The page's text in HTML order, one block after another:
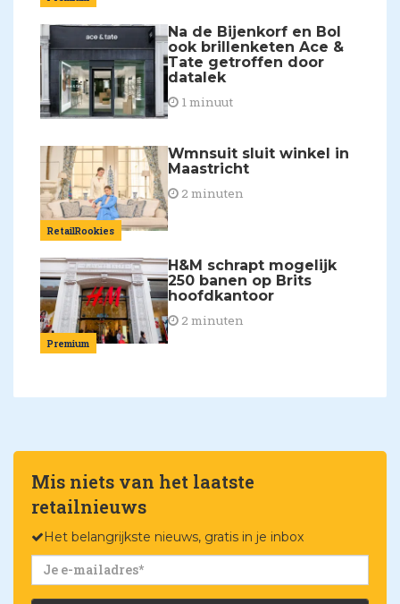
Na de Bijenkorf en Bol
ook brillenketen Ace &
Tate getroffen door
datalek
1 minuut
RetailRookies
Wmnsuit sluit winkel in
Maastricht
2 minuten
Premium
H&M schrapt mogelijk
250 banen op Brits
hoofdkantoor
2 minuten
Mis niets van het laatste
retailnieuws
Het belangrijkste nieuws, gratis in je inbox